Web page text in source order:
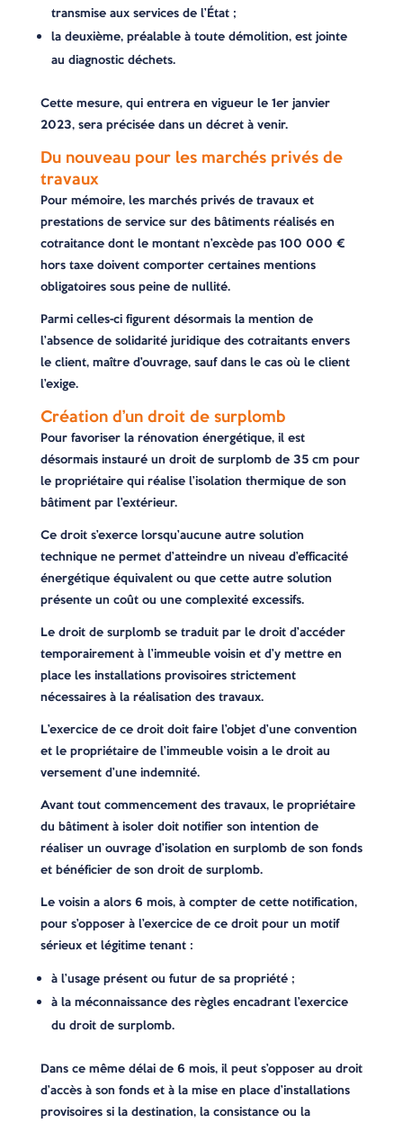
transmise aux services de l’État ;
la deuxième, préalable à toute démolition, est jointe
au diagnostic déchets.
Cette mesure, qui entrera en vigueur le 1er janvier
2023, sera précisée dans un décret à venir.
Du nouveau pour les marchés privés de
travaux
Pour mémoire, les marchés privés de travaux et
prestations de service sur des bâtiments réalisés en
cotraitance dont le montant n’excède pas 100 000 €
hors taxe doivent comporter certaines mentions
obligatoires sous peine de nullité.
Parmi celles-ci figurent désormais la mention de
l’absence de solidarité juridique des cotraitants envers
le client, maître d’ouvrage, sauf dans le cas où le client
l’exige.
Création d’un droit de surplomb
Pour favoriser la rénovation énergétique, il est
désormais instauré un droit de surplomb de 35 cm pour
le propriétaire qui réalise l’isolation thermique de son
bâtiment par l’extérieur.
Ce droit s’exerce lorsqu’aucune autre solution
technique ne permet d’atteindre un niveau d’efficacité
énergétique équivalent ou que cette autre solution
présente un coût ou une complexité excessifs.
Le droit de surplomb se traduit par le droit d’accéder
temporairement à l’immeuble voisin et d’y mettre en
place les installations provisoires strictement
nécessaires à la réalisation des travaux.
L’exercice de ce droit doit faire l’objet d’une convention
et le propriétaire de l’immeuble voisin a le droit au
versement d’une indemnité.
Avant tout commencement des travaux, le propriétaire
du bâtiment à isoler doit notifier son intention de
réaliser un ouvrage d’isolation en surplomb de son fonds
et bénéficier de son droit de surplomb.
Le voisin a alors 6 mois, à compter de cette notification,
pour s’opposer à l’exercice de ce droit pour un motif
sérieux et légitime tenant :
à l’usage présent ou futur de sa propriété ;
à la méconnaissance des règles encadrant l’exercice
du droit de surplomb.
Dans ce même délai de 6 mois, il peut s’opposer au droit
d’accès à son fonds et à la mise en place d’installations
provisoires si la destination, la consistance ou la